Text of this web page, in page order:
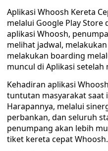
Aplikasi Whoosh Kereta
melalui Google Play Store
aplikasi Whoosh,
melihat jadwal,
melakukan boarding
muncul di Aplikasi setelah
Kehadiran aplikasi
tuntutan masyarakat saat
Harapannya, melalui
perbankan, dan seluruh
penumpang akan lebih
tiket kereta cepat Whoosh.